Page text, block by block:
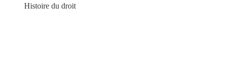
Histoire du droit